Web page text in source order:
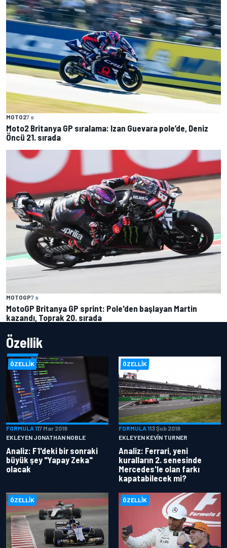
MOTO27 s
Moto2 Britanya GP sıralama: Izan Guevara pole’de, Deniz
Öncü 21. sırada
MOTOGP7 s
MotoGP Britanya GP sprint: Pole'den başlayan Martin
kazandı, Toprak 20. sırada
Özellik
ÖZELLIK
FORMULA 117 Mar 2018
EKLEYEN JONATHAN NOBLE
Analiz: F1'deki bir sonraki
büyük şey "Yapay Zeka"
olacak
ÖZELLIK
FORMULA 113 Şub 2018
EKLEYEN KEVIN TURNER
Analiz: Ferrari, yeni
kuralların 2. senesinde
Mercedes'le olan farkı
kapatabilecek mi?
ÖZELLIK ÖZELLIK